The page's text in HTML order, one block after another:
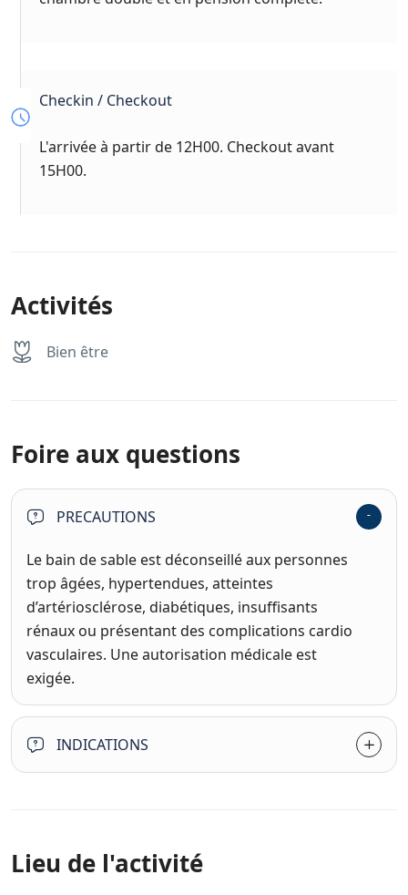
Checkin / Checkout
L'arrivée à partir de 12H00. Checkout avant
15H00.
Activités
Bien être
Foire aux questions
PRECAUTIONS
Le bain de sable est déconseillé aux personnes
trop âgées, hypertendues, atteintes
d’artériosclérose, diabétiques, insuffisants
rénaux ou présentant des complications cardio
vasculaires. Une autorisation médicale est
exigée.
INDICATIONS
Lieu de l'activité